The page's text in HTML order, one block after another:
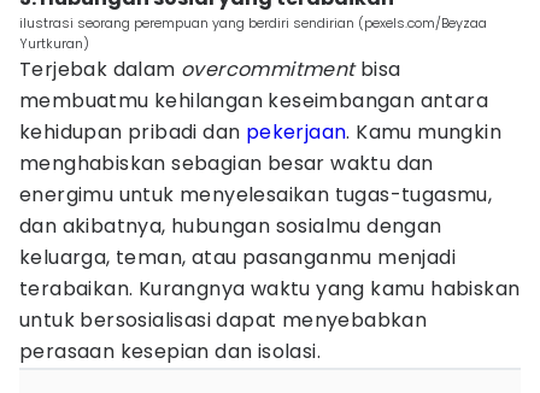
ilustrasi seorang perempuan yang berdiri sendirian (pexels.com/Beyzaa
Yurtkuran)
Terjebak dalam overcommitmentbisa
membuatmu kehilangan keseimbangan antara
kehidupan pribadi dan pekerjaan. Kamu mungkin
menghabiskan sebagian besar waktu dan
energimu untuk menyelesaikan tugas-tugasmu,
dan akibatnya, hubungan sosialmu dengan
keluarga, teman, atau pasanganmu menjadi
terabaikan. Kurangnya waktu yang kamu habiskan
untuk bersosialisasi dapat menyebabkan
perasaan kesepian dan isolasi.